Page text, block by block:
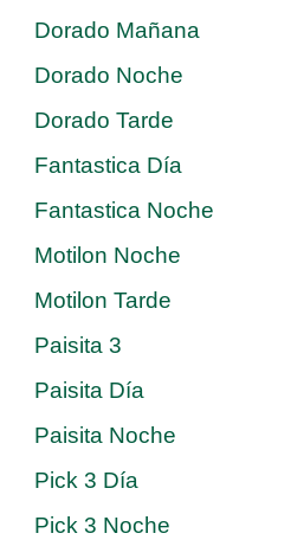
Dorado Mañana
Dorado Noche
Dorado Tarde
Fantastica Día
Fantastica Noche
Motilon Noche
Motilon Tarde
Paisita 3
Paisita Día
Paisita Noche
Pick 3 Día
Pick 3 Noche